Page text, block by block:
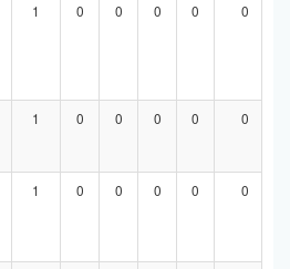
1 0 0 0 0 0
1 0 0 0 0 0
1 0 0 0 0 0